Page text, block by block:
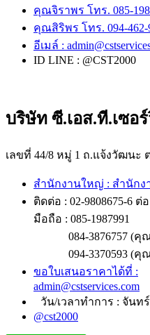
คุณจิราพร โทร. 085-
คุณสิริพร โทร. 094-462-
อีเมล์ :
ID LINE : @CST2000
บริษัท ซี.เอส.ที.เซอ
เลขที่ 44/8 หมู่ 1 ถ.แจ้งวัฒนะ
สำนักงานใหญ่ : สำนักง
ติดต่อ : 02-9808675-6 ต่
มือถือ : 085-1987991
084-3876757 (
094-3370593 (
ขอใบเสนอราคาได้ที่ :
admin@cstservices.com
วัน/เวลาทำการ : จันทร์
@cst2000